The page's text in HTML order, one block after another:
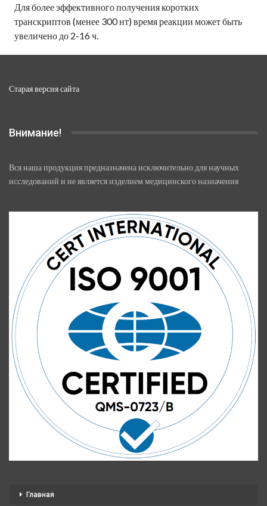
Для более эффективного получения коротких
транскриптов (менее 300 нт) время реакции может быть
увеличено до 2-16 ч.
Старая версия сайта
Внимание!
Вся наша продукция предназначена исключительно для научных
исследований и не является изделием медицинского назначения
Главная